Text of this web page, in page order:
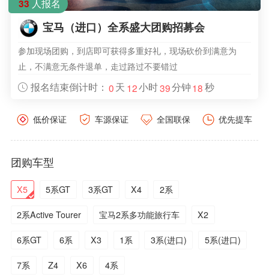
33 人报名
宝马（进口）全系盛大团购招募会
参加现场团购，到店即可获得多重好礼，现场砍价到满意为
止，不满意无条件退单，走过路过不要错过
报名结束倒计时： 0天 12小时39分钟18秒
低价保证 车源保证 全国联保 优先提车
团购车型
X5 5系GT 3系GT X4 2系
2系Active Tourer 宝马2系多功能旅行车 X2
6系GT 6系 X3 1系 3系(进口) 5系(进口)
7系 Z4 X6 4系